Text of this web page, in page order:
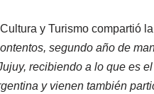
y Turismo compartió
segundo año de
recibiendo a lo que es
y vienen también